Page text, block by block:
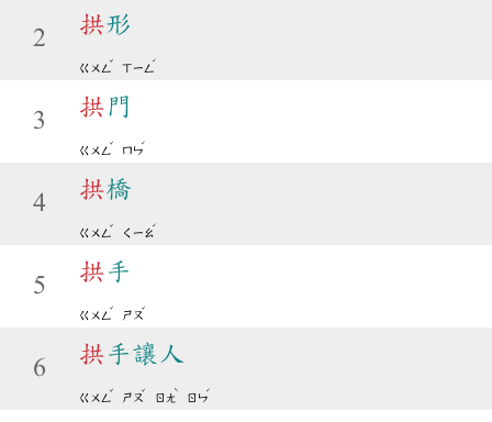
2
拱形
ㄍㄨㄥ
ˇ
ㄒㄧㄥ
ˊ
3
拱門
ㄍㄨㄥ
ˇ
ㄇㄣ
ˊ
4
拱橋
ㄍㄨㄥ
ˇ
ㄑㄧㄠ
ˊ
5
拱手
ㄍㄨㄥ
ˇ
ㄕㄡ
ˇ
6
拱手讓人
ㄍㄨㄥ
ˇ
ㄕㄡ
ˇ
ㄖㄤ
ˋ
ㄖㄣ
ˊ